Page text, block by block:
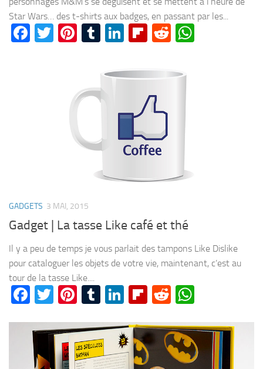
Star Wars… des t-shirts aux badges, en passant par les...
Facebook
TwitterPinterest
TumblrLinkedIn
Flipboard
Reddit
GADGETS 3 MAI, 2015
Gadget | La tasse Like café et thé
Il y a peu de temps je vous parlait des tampons Like Dislike
pour cataloguer les objets de votre vie, maintenant, c’est au
tour de la tasse Like....
Facebook
Twitter
Pinterest
Tumblr
LinkedIn
Flipboard
Reddit